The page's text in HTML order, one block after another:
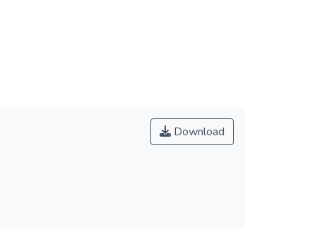
Download